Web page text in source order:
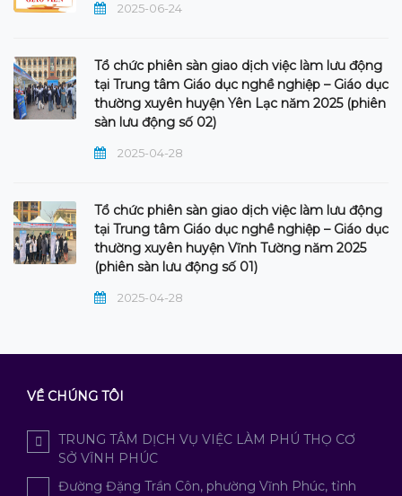
2025-06-24
Tổ chức phiên sàn giao dịch việc làm lưu động
tại Trung tâm Giáo dục nghề nghiệp – Giáo dục
thường xuyên huyện Yên Lạc năm 2025 (phiên
sàn lưu động số 02)
2025-04-28
Tổ chức phiên sàn giao dịch việc làm lưu động
tại Trung tâm Giáo dục nghề nghiệp – Giáo dục
thường xuyên huyện Vĩnh Tường năm 2025
(phiên sàn lưu động số 01)
2025-04-28
VỀ CHÚNG TÔI
TRUNG TÂM DỊCH VỤ VIỆC LÀM PHÚ THỌ CƠ
SỞ VĨNH PHÚC
Đường Đặng Trần Côn, phường Vĩnh Phúc, tỉnh